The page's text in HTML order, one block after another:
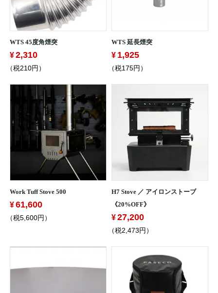
WTS 45度角煙突
2,310
（税210円）
WTS 延長煙突
1,925
（税175円）
Work Tuff Stove 500
61,600
（税5,600円）
H7 Stove ／ アイロンストーブ
《20%OFF》
27,200
（税2,473円）